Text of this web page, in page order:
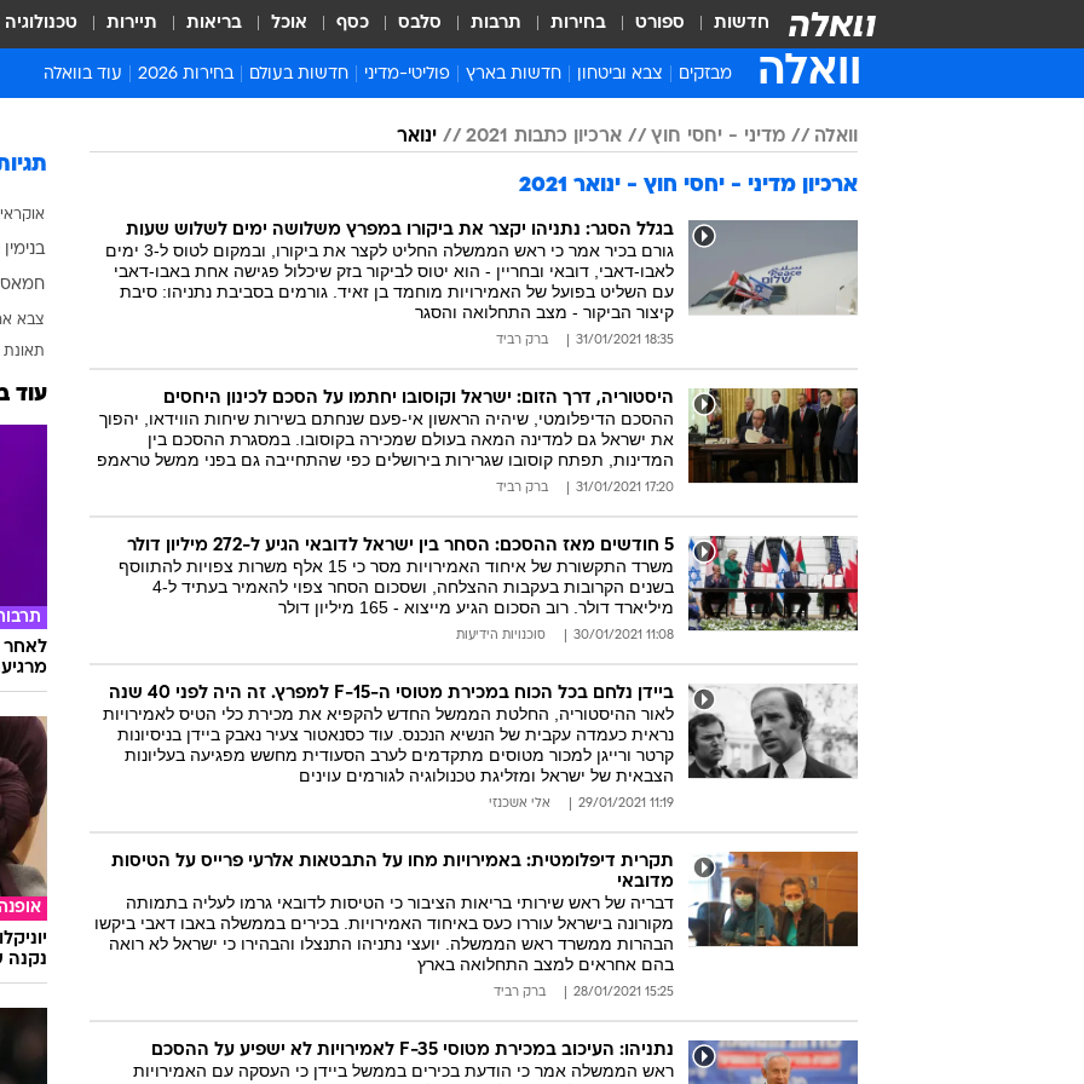
חדשות ספורט בחירות תרבות סלבס כסף אוכל בריאות תיירות טכנולוגיה
וואלה מבזקים צבא וביטחון חדשות בארץ
חדשות פלילים ומשפט
חינוך
ישראלים בחו"ל
בריאות
חברה ורווחה
פוליטי-מדיני
יחסי חוץ
חדשות בעולם
אירופה
אסיה והפסיפיק
אפריקה
בחירות 2026 עוד בוואלה
סרי ושלזינגר
מדע וסביבה
הנחיות פיקוד
זמני כניסת שבת
לוח חופשות וחגים
חדשות המשפט
וואלה מדיני - יחסי חוץ ארכיון כתבות 2021 ינואר
ארכיון מדיני - יחסי חוץ - ינואר 2021
בגלל הסגר: נתניהו יקצר את ביקורו במפרץ משלושה ימים לשלוש שעות
גורם בכיר אמר כי ראש הממשלה החליט לקצר את ביקורו, ובמקום לטוס ל-3 ימים
לאבו-דאבי, דובאי ובחריין - הוא יטוס לביקור בזק שיכלול פגישה אחת באבו-דאבי
עם השליט בפועל של האמירויות מוחמד בן זאיד. גורמים בסביבת נתניהו: סיבת
קיצור הביקור - מצב התחלואה והסגר
18:35 31/01/2021 ברק רביד
היסטוריה, דרך הזום: ישראל וקוסובו יחתמו על הסכם לכינון היחסים
ההסכם הדיפלומטי, שיהיה הראשון אי-פעם שנחתם בשירות שיחות הווידאו, יהפוך
את ישראל גם למדינה המאה בעולם שמכירה בקוסובו. במסגרת ההסכם בין
המדינות, תפתח קוסובו שגרירות בירושלים כפי שהתחייבה גם בפני ממשל טראמפ
17:20 31/01/2021 ברק רביד
5 חודשים מאז ההסכם: הסחר בין ישראל לדובאי הגיע ל-272 מיליון דולר
משרד התקשורת של איחוד האמירויות מסר כי 15 אלף משרות צפויות להתווסף
בשנים הקרובות בעקבות ההצלחה, ושסכום הסחר צפוי להאמיר בעתיד ל-4
מיליארד דולר. רוב הסכום הגיע מייצוא - 165 מיליון דולר
11:08 30/01/2021 סוכנויות הידיעות
ביידן נלחם בכל הכוח במכירת מטוסי ה-F-15 למפרץ. זה היה לפני 40 שנה
לאור ההיסטוריה, החלטת הממשל החדש להקפיא את מכירת כלי הטיס לאמירויות
נראית כעמדה עקבית של הנשיא הנכנס. עוד כסנאטור צעיר נאבק ביידן בניסיונות
קרטר ורייגן למכור מטוסים מתקדמים לערב הסעודית מחשש מפגיעה בעליונות
הצבאית של ישראל ומזליגת טכנולוגיה לגורמים עוינים
11:19 29/01/2021 אלי אשכנזי
תקרית דיפלומטית: באמירויות מחו על התבטאות אלרעי פרייס על הטיסות
מדובאי
דבריה של ראש שירותי בריאות הציבור כי הטיסות לדובאי גרמו לעליה בתמותה
מקורונה בישראל עוררו כעס באיחוד האמירויות. בכירים בממשלה באבו דאבי ביקשו
הבהרות ממשרד ראש הממשלה. יועצי נתניהו התנצלו והבהירו כי ישראל לא רואה
בהם אחראים למצב התחלואה בארץ
15:25 28/01/2021 ברק רביד
נתניהו: העיכוב במכירת מטוסי F-35 לאמירויות לא ישפיע על ההסכם
ראש הממשלה אמר כי הודעת בכירים בממשל ביידן כי העסקה עם האמירויות
בנימין
חמאס
צבא
תאונת
עוד
לאחר
אופנה
נקנה